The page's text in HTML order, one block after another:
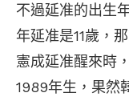
不過延准的出生
年延准是11歲，
憲成延准醒來時
1989年生，果然